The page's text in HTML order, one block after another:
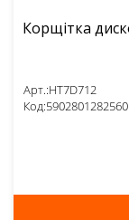
Арт.:HT7D712
Код:5902801282560